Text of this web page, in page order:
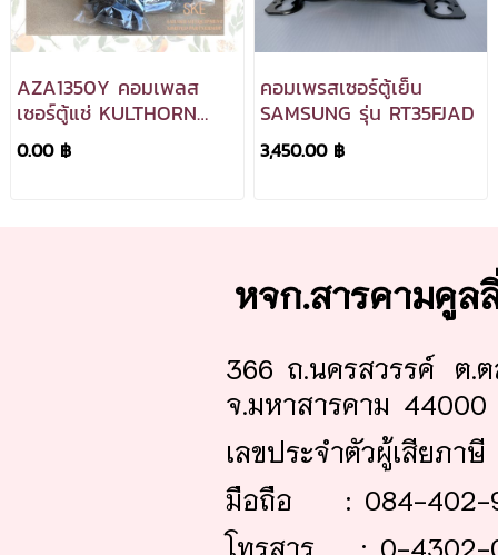
AZA1350Y คอมเพลส
เซอร์ตู้แช่ KULTHORN
R134a
0.00 ฿
คอมเพรสเซอร์ตู้เย็น
SAMSUNG รุ่น RT35FJAD
3,450.00 ฿
หจก.สารคามคู
366 ถ.นครสวรรค์ ต.
จ.มหาสารคาม 44000
เลขประจำตัวผู้เสียภาษี
มือถือ : 084-402-
โทรสาร : 0-4302-